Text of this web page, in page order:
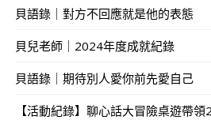
貝語錄｜對方不回應就是他的表態
貝兒老師｜2024年度成就紀錄
貝語錄｜期待別人愛你前先愛自己
【活動紀錄】聊心話大冒險桌遊帶